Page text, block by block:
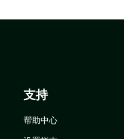
支持
帮助中心